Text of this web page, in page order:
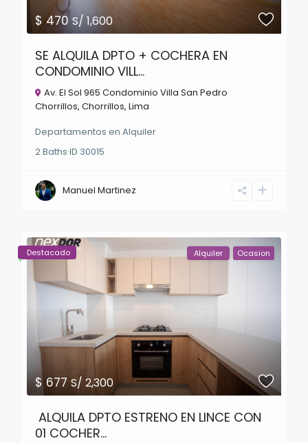
$ 470S/ 1,600
SE ALQUILA DPTO + COCHERA EN
CONDOMINIO VILL...
Av. El Sol 965 Condominio Villa San Pedro
Chorrillos,Chorrillos,Lima
Departamentos enAlquiler
2Baths·ID 30015
Manuel Martinez
$ 677S/ 2,300
Alquiler Ocasion
Destacado
ALQUILA DPTO ESTRENO EN LINCE CON
01 COCHER...